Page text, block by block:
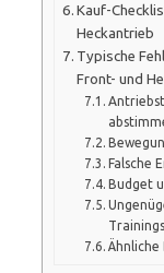
Kauf-
Heckantrieb
Typische
Front- und
Falsche
Budget
Ähnliche